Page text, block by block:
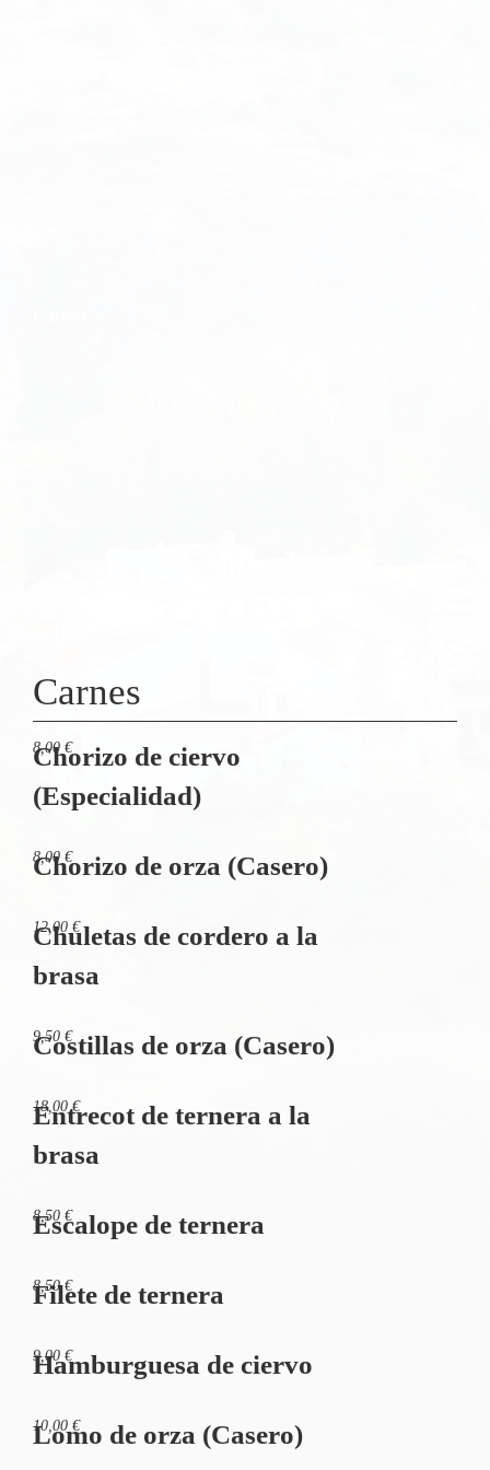
Carnes
Chorizo de ciervo
(Especialidad)
8,00 €
Chorizo de orza (Casero)
8,00 €
Chuletas de cordero a la
brasa
12,00 €
Costillas de orza (Casero)
9,50 €
Entrecot de ternera a la
brasa
18,00 €
Escalope de ternera
8,50 €
Filete de ternera
8,50 €
Hamburguesa de ciervo
9,00 €
Lomo de orza (Casero)
10,00 €